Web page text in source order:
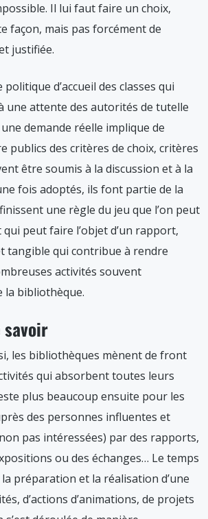
Il lui faut faire un choix,
façon, mais pas forcément de
justifiée.
d’accueil des classes qui
une attente des autorités de tutelle
demande réelle implique de
publics des critères de choix, critères
être soumis à la discussion et à la
fois adoptés, ils font partie de la
une règle du jeu que l’on peut
peut faire l’objet d’un rapport,
tangible qui contribue à rendre
activités souvent
la bibliothèque.
les bibliothèques mènent de front
qui absorbent toutes leurs
plus beaucoup ensuite pour les
des personnes influentes et
pas intéressées) par des rapports,
ou des échanges… Le temps
la préparation et la réalisation d’une
d’actions d’animations, de projets